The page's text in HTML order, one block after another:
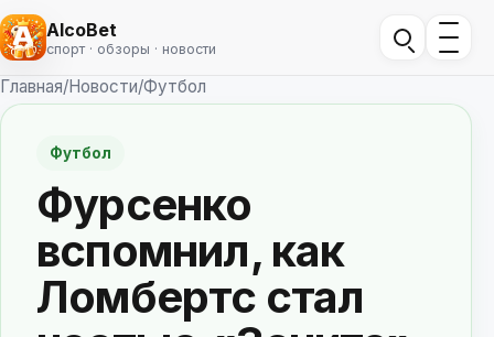
AlcoBet
спорт · обзоры · новости
Главная/Новости/Футбол
Футбол
Фурсенко
вспомнил, как
Ломбертс стал